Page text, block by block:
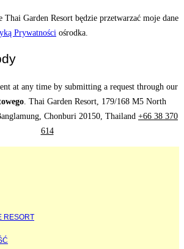
Garden Resort będzie przetwarzać moje dane
Prywatności ośrodka.
at any time by submitting a request through our
. Thai Garden Resort, 179/168 M5 North
Chonburi 20150, Thailand +66 38 370
614
RESORT